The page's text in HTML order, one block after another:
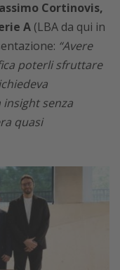
Cortinovis,
A (LBA da qui in
“Avere
poterli sfruttare
senza
quasi